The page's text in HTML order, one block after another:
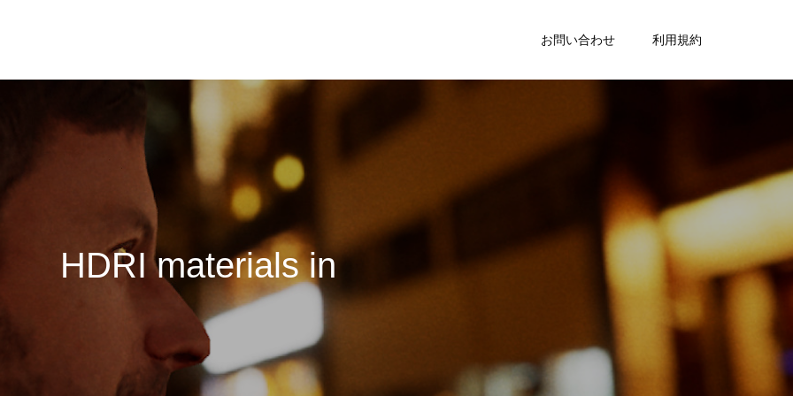
お問い合わせ 利用規約
materials in various ts